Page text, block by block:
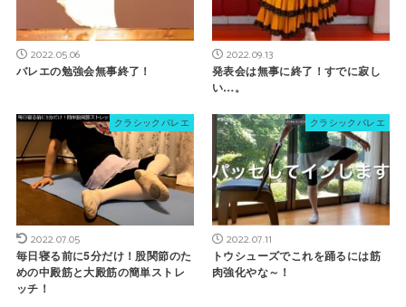
2022.05.06
バレエの勉強会無事終了！
2022.09.13
発表会は無事に終了！すでに寂し
い…。
クラシックバレエ
2022.07.05
毎日寝る前に5分だけ！股関節のた
めの中殿筋と大殿筋の簡単ストレ
ッチ！
クラシックバレエ
2022.07.11
トウシューズでこれを踊るには筋
肉強化やな～！